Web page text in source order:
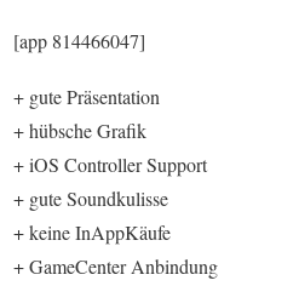
[app 814466047]
+ gute Präsentation
+ hübsche Grafik
+ iOS Controller Support
+ gute Soundkulisse
+ keine InAppKäufe
+ GameCenter Anbindung